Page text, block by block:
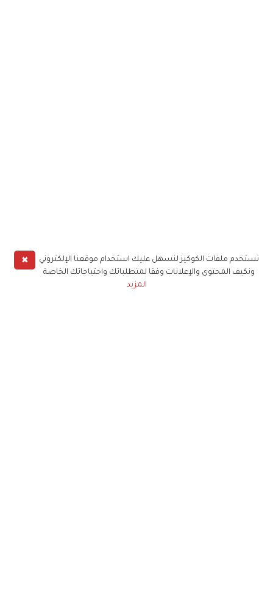
✖
نستخدم ملفات الكوكيز لنسهل عليك استخدام موقعنا الإلكتروني
ونكيف المحتوى والإعلانات وفقا لمتطلباتك واحتياجاتك الخاصة
المزيد